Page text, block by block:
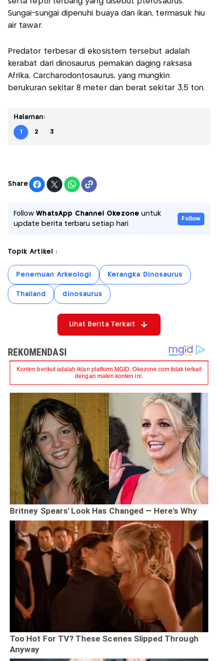
Sungai-sungai dipenuhi buaya dan ikan, termasuk hiu
air tawar.
Predator terbesar di ekosistem tersebut adalah
kerabat dari dinosaurus pemakan daging raksasa
Afrika, Carcharodontosaurus, yang mungkin
berukuran sekitar 8 meter dan berat sekitar 3,5 ton.
Halaman:
1 2 3
Share
FollowWhatsApp Channel Okezone untuk
update berita terbaru setiap hari
Follow
Topik Artikel :
Penemuan Arkeologi Kerangka Dinosaurus
Thailand dinosaurus
Lihat Berita Terkait